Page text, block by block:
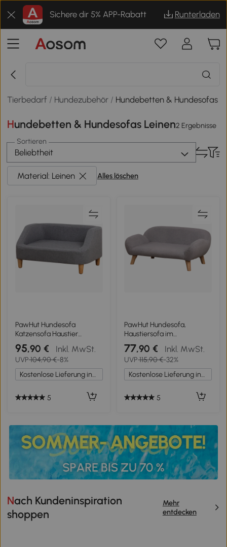
Sichere dir 5% APP-Rabatt Runterladen
Tierbedarf / Hundezubehör / Hundebetten & Hundesofas
Hundebetten & Hundesofas Leinen2 Ergebnisse
Sortieren
Beliebtheit
Material: Leinen Alles löschen
PawHut Hundesofa
Katzensofa Haustier
Sofastil skandinavisch
Holzfüße Stoffbezug
abnehmbar 75 x 55 x 39
cm - Grau
95,90 € Inkl. MwSt.
UVP104,90 €-8%
Kostenlose Lieferung innerhalb Deutschlands
5
PawHut Hundesofa,
Haustiersofa im
skandinavischen Stil,
schlanke Holzfüße,
Stoffbezug 72 x 44 x 31 cm
- Grau
77,90 € Inkl. MwSt.
UVP115,90 €-32%
Kostenlose Lieferung innerhalb Deutschlands
5
Nach Kundeninspiration
shoppen
Mehr
entdecken